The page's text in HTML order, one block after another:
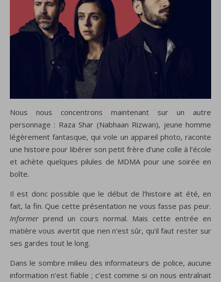
Nous nous concentrons maintenant sur un autre
personnage : Raza Shar (Nabhaan Rizwan), jeune homme
légèrement fantasque, qui vole un appareil photo, raconte
une histoire pour libérer son petit frère d’une colle à l’école
et achète quelques pilules de MDMA pour une soirée en
boîte.
Il est donc possible que le début de l’histoire ait été, en
fait, la fin. Que cette présentation ne vous fasse pas peur.
Informer prend un cours normal. Mais cette entrée en
matière vous avertit que rien n’est sûr, qu’il faut rester sur
ses gardes tout le long.
Dans le sombre milieu des informateurs de police, aucune
information n’est fiable ; c’est comme si on nous entraînait